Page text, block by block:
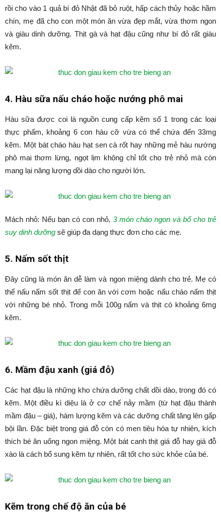
rồi cho vào 1 quả bí đỏ Nhật đã bỏ ruột, hấp cách thủy hoặc hầm
chín, mẹ đã cho con một món ăn vừa đẹp mắt, vừa thơm ngon
và giàu dinh dưỡng. Thịt gà và hạt đậu cũng như bí đỏ rất giàu
kẽm.
4. Hàu sữa nấu cháo hoặc nướng phô mai
Hàu sữa được coi là nguồn cung cấp kẽm số 1 trong các loại
thực phẩm, khoảng 6 con hàu cỡ vừa có thể chứa đến 33mg
kẽm. Một bát cháo hàu hạt sen cà rốt hay những mẻ hàu nướng
phô mai thơm lừng, ngọt lịm không chỉ tốt cho trẻ nhỏ mà còn
mang lại năng lượng dồi dào cho người lớn.
Mách nhỏ: Nếu bạn có con nhỏ, 3 món cháo ngon và bổ cho trẻ
suy dinh dưỡng sẽ giúp đa dạng thực đơn cho các mẹ.
5. Nấm sốt thịt
Đây cũng là món ăn dễ làm và ngon miệng dành cho trẻ. Mẹ có
thể nấu nấm sốt thịt để con ăn với cơm hoặc nấu cháo nấm thịt
với những bé nhỏ. Trong mỗi 100g nấm và thịt có khoảng 6mg
kẽm.
6. Mầm đậu xanh (giá đỗ)
Các hạt đậu là những kho chứa dưỡng chất dồi dào, trong đó có
kẽm. Một điều kì diệu là ở cơ chế nảy mầm (từ hạt đậu thành
mầm đậu – giá), hàm lượng kẽm và các dưỡng chất tăng lên gấp
bội lần. Đặc biệt trong giá đỗ còn có men tiêu hóa tự nhiên, kích
thích bé ăn uống ngon miệng. Một bát canh thịt giá đỗ hay giá đỗ
xào là cách bổ sung kẽm tự nhiên, rất tốt cho sức khỏe của bé.
Kẽm trong chế độ ăn của bé